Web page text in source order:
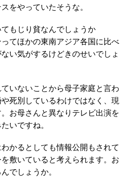
をやっていたそうな。
もじり貧なんでしょうか
てほかの東南アジア各国に比べ
い気がするけどきのせいでしょ
いないことから母子家庭と言わ
死別しているわけではなく、現
お母さんと異なりテレビ出演を
いですね。
かるとしても情報公開もされて
敷いていると考えられます。お
でしょうか。